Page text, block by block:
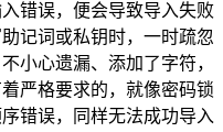
错误，便会导致导入失败
记词或私钥时，一时疏忽
小心遗漏、添加了字符，
严格要求的，就像密码锁
错误，同样无法成功导入